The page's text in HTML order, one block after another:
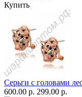
Купить
Серьги с головами
600.00 р. 299.00 р.